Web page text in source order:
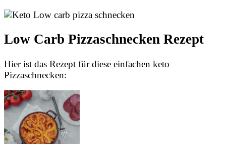
Low Carb Pizzaschnecken Rezept
Hier ist das Rezept für diese einfachen keto
Pizzaschnecken: